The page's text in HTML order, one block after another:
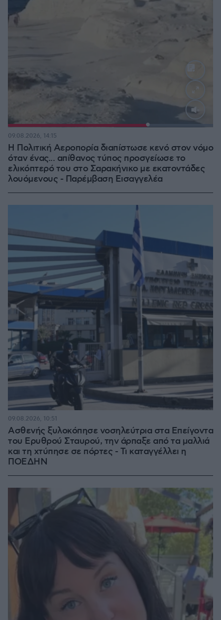
Loaded:
Η Πολιτική Αεροπορία διαπίστωσε κενό στον νόμο
όταν ένας... απίθανος τύπος προσγείωσε το
ελικόπτερό του στο Σαρακήνικο με εκατοντάδες
λουόμενους - Παρέμβαση Εισαγγελέα
09.08.2026, 14:15
Ασθενής ξυλοκόπησε νοσηλεύτρια στα Επείγοντα
του Ερυθρού Σταυρού, την άρπαξε από τα μαλλιά
και τη χτύπησε σε πόρτες - Τι καταγγέλλει η
ΠΟΕΔΗΝ
09.08.2026, 10:51